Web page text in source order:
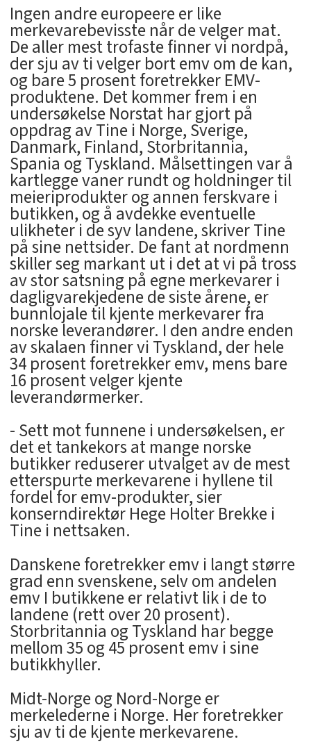
Ingen andre europeere er like
merkevarebevisste når de velger mat.
De aller mest trofaste finner vi nordpå,
der sju av ti velger bort emv om de kan,
og bare 5 prosent foretrekker EMV-
produktene. Det kommer frem i en
undersøkelse Norstat har gjort på
oppdrag av Tine i Norge, Sverige,
Danmark, Finland, Storbritannia,
Spania og Tyskland. Målsettingen var å
kartlegge vaner rundt og holdninger til
meieriprodukter og annen ferskvare i
butikken, og å avdekke eventuelle
ulikheter i de syv landene, skriver Tine
på sine nettsider. De fant at nordmenn
skiller seg markant ut i det at vi på tross
av stor satsning på egne merkevarer i
dagligvarekjedene de siste årene, er
bunnlojale til kjente merkevarer fra
norske leverandører. I den andre enden
av skalaen finner vi Tyskland, der hele
34 prosent foretrekker emv, mens bare
16 prosent velger kjente
leverandørmerker.
- Sett mot funnene i undersøkelsen, er
det et tankekors at mange norske
butikker reduserer utvalget av de mest
etterspurte merkevarene i hyllene til
fordel for emv-produkter, sier
konserndirektør Hege Holter Brekke i
Tine i nettsaken.
Danskene foretrekker emv i langt større
grad enn svenskene, selv om andelen
emv I butikkene er relativt lik i de to
landene (rett over 20 prosent).
Storbritannia og Tyskland har begge
mellom 35 og 45 prosent emv i sine
butikkhyller.
Midt-Norge og Nord-Norge er
merkelederne i Norge. Her foretrekker
sju av ti de kjente merkevarene.